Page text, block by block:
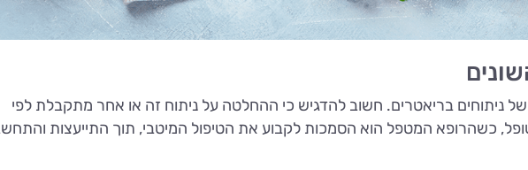
של ניתוחים בריאטרים. חשוב להדגיש כי ההחלטה על ניתוח זה או אחר מתקבלת לפי
כשהרופא המטפל הוא הסמכות לקבוע את הטיפול המיטבי, תוך התייעצות